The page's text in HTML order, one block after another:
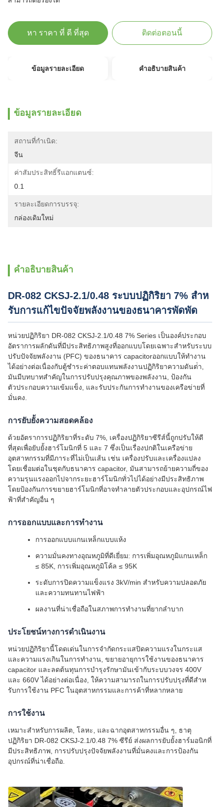
หา ราคา ที่ ดี ที่สุด ติดต่อตอนนี้
ข้อมูลรายละเอียด คําอธิบายสินค้า
ข้อมูลรายละเอียด
สถานที่กำเนิด:
จีน
ค่าสัมประสิทธิ์รีแอกแตนซ์:
0.1
รายละเอียดการบรรจุ:
กล่องเดิมใหม่
คําอธิบายสินค้า
DR-082 CKSJ-2.1/0.48 ระบบปฏิกิริยา 7% สําห
รับการแก้ไขปัจจัยพลังงานของธนาคารพัดพัด
หน่วยปฏิกิริยา DR-082 CKSJ-2.1/0.48 7% Series เป็นองค์ประกอบ
อัตราการผลักดันที่มีประสิทธิภาพสูงที่ออกแบบโดยเฉพาะสําหรับระบบ
ปรับปัจจัยพลังงาน (PFC) ของธนาคาร capacitorออกแบบให้ทํางาน
ได้อย่างต่อเนื่องกับตู้ชําระค่าตอบแทนพลังงานปฏิกิริยาความดันต่ํา,
มันมีบทบาทสําคัญในการปรับปรุงคุณภาพของพลังงาน, ป้องกัน
ตัวประกอบความเข้มแข็ง, และรับประกันการทํางานของเครือข่ายที่
มั่นคง.
การยับยั้งความสอดคล้อง
ด้วยอัตราการปฏิกิริยาที่ระดับ 7%, เครื่องปฏิกิริยาซีรีส์นี้ถูกปรับให้ดี
ที่สุดเพื่อยับยั้งฮาร์โมนิกที่ 5 และ 7 ซึ่งเป็นเรื่องปกติในเครือข่าย
อุตสาหกรรมที่มีภาระที่ไม่เป็นเส้น เช่น เครื่องปรับและเครื่องแปลง
โดยเชื่อมต่อในชุดกับธนาคาร capacitor, มันสามารถย้ายความถี่ของ
ความรุนแรงออกไปจากระยะฮาร์โมนิกทั่วไปได้อย่างมีประสิทธิภาพ
โดยป้องกันการขยายฮาร์โมนิกที่อาจทําลายตัวประกอบและอุปกรณ์ไฟ
ฟ้าที่สําคัญอื่น ๆ
การออกแบบและการทํางาน
การออกแบบแกนเหล็กแบบแห้ง
ความมั่นคงทางอุณหภูมิที่ดีเยี่ยม: การเพิ่มอุณหภูมิแกนเหล็ก
≤ 85K, การเพิ่มอุณหภูมิโค้ล ≤ 95K
ระดับการปิดความแข็งแรง 3kV/min สําหรับความปลอดภัย
และความทนทานไฟฟ้า
ผลงานที่น่าเชื่อถือในสภาพการทํางานที่ยากลําบาก
ประโยชน์ทางการดําเนินงาน
หน่วยปฏิกิริยานี้โดดเด่นในการจํากัดกระแสปิดความแรงในกระแส
และความแรงเกินในการทํางาน, ขยายอายุการใช้งานของธนาคาร
capacitor และลดต้นทุนการบํารุงรักษามันเข้ากับระบบวงจร 400V
และ 660V ได้อย่างต่อเนื่อง, ให้ความสามารถในการปรับปรุงที่ดีสําห
รับการใช้งาน PFC ในอุตสาหกรรมและการค้าที่หลากหลาย
การใช้งาน
เหมาะสําหรับการผลิต, โลหะ, และฉากอุตสาหกรรมอื่น ๆ, ธาตุ
ปฏิกิริยา DR-082 CKSJ-2.1/0.48 7% ซีรีย์ ส่งผลการยับยั้งฮาร์มอนิกที่
มีประสิทธิภาพ, การปรับปรุงปัจจัยพลังงานที่มั่นคงและการป้องกัน
อุปกรณ์ที่น่าเชื่อถือ.